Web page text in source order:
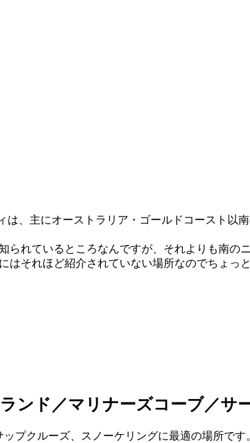
は、主にオーストラリア・ゴールドコースト
られているところなんですが、それよりも南
はそれほど紹介されていない場所なのでちょ
ンド／マリナーズコーブ／サ
プクルーズ、スノーケリングに最適の場所で